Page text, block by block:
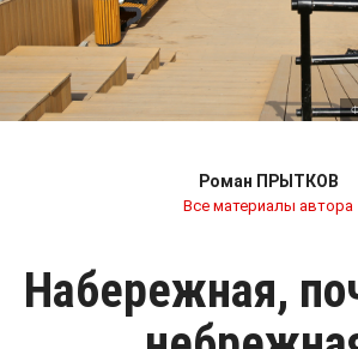
Роман ПРЫТКОВ
Все материалы автора
Набережная,